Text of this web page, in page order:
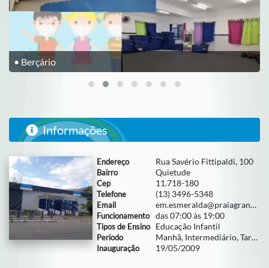
• Berçário
Informações
Endereço Rua Savério Fittipaldi, 100
Bairro Quietude
Cep 11.718-180
Telefone (13) 3496-5348
Email em.esmeralda@praiagrande.sp.gov.br
Funcionamento das 07:00 às 19:00
Tipos de Ensino Educação Infantil
Período Manhã, Intermediário, Tarde e Integral
Inauguração 19/05/2009